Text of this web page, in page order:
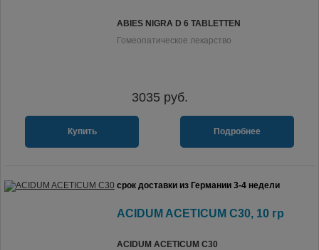
ABIES NIGRA D 6 TABLETTEN
Гомеопатическое лекарство
3035 руб.
Купить Подробнее
срок доставки из Германии 3-4 недели
ACIDUM ACETICUM C30, 10 гр
ACIDUM ACETICUM C30